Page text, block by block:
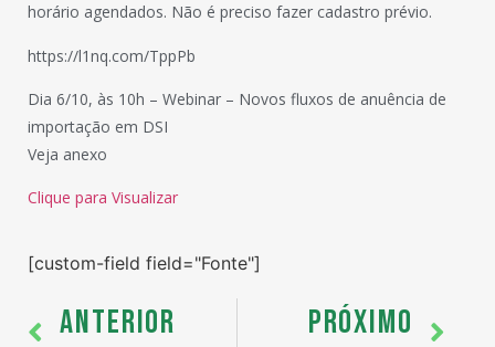
horário agendados. Não é preciso fazer cadastro prévio.
https://l1nq.com/TppPb
Dia 6/10, às 10h – Webinar – Novos fluxos de anuência de
importação em DSI
Veja anexo
Clique para Visualizar
[custom-field field="Fonte"]
ANTERIOR PRÓXIMO